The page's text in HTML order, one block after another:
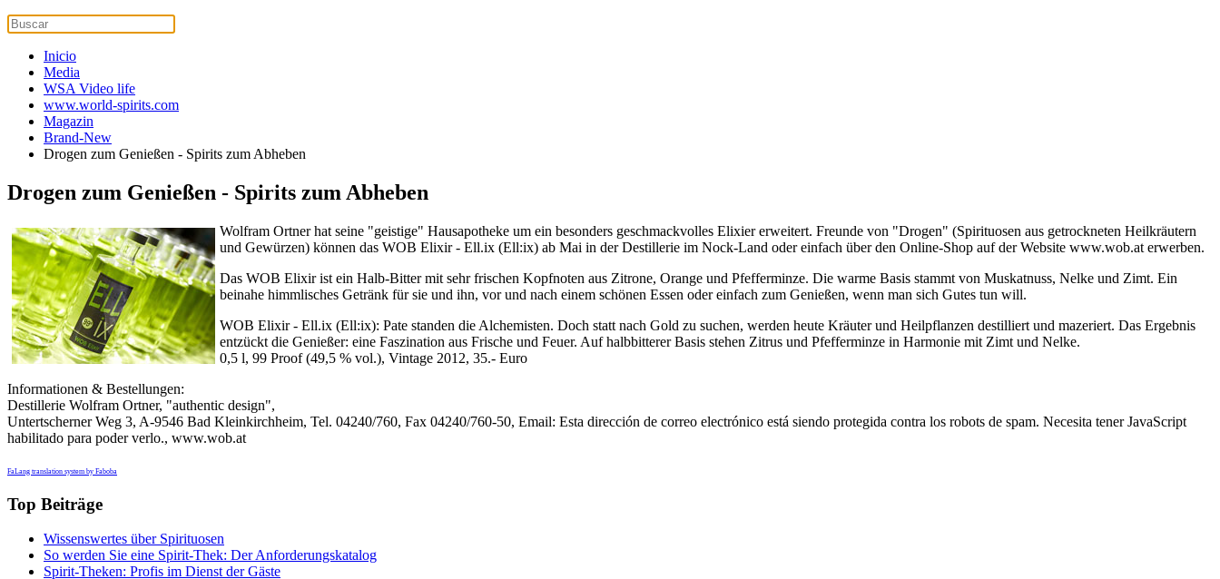
Inicio
Media
WSA Video life
www.world-spirits.com
Magazin
Brand-New
Drogen zum Genießen - Spirits zum Abheben
Drogen zum Genießen - Spirits zum Abheben
Wolfram Ortner hat seine "geistige" Hausapotheke um ein besonders geschmackvolles Elixier erweitert. Freunde von "Drogen" (Spirituosen aus getrockneten Heilkräutern
und Gewürzen) können das WOB Elixir - Ell.ix (Ell:ix) ab Mai in der Destillerie im Nock-Land oder einfach über den Online-Shop auf der Website www.wob.at erwerben.
Das WOB Elixir ist ein Halb-Bitter mit sehr frischen Kopfnoten aus Zitrone, Orange und Pfefferminze. Die warme Basis stammt von Muskatnuss, Nelke und Zimt. Ein
beinahe himmlisches Getränk für sie und ihn, vor und nach einem schönen Essen oder einfach zum Genießen, wenn man sich Gutes tun will.
WOB Elixir - Ell.ix (Ell:ix): Pate standen die Alchemisten. Doch statt nach Gold zu suchen, werden heute Kräuter und Heilpflanzen destilliert und mazeriert. Das Ergebnis
entzückt die Genießer: eine Faszination aus Frische und Feuer. Auf halbbitterer Basis stehen Zitrus und Pfefferminze in Harmonie mit Zimt und Nelke.
0,5 l, 99 Proof (49,5 % vol.), Vintage 2012, 35.- Euro
Informationen & Bestellungen:
Destillerie Wolfram Ortner, "authentic design",
Untertscherner Weg 3, A-9546 Bad Kleinkirchheim, Tel. 04240/760, Fax 04240/760-50, Email: Esta dirección de correo electrónico está siendo protegida contra los robots de spam. Necesita tener JavaScript
habilitado para poder verlo., www.wob.at
FaLang translation system by Faboba
Top Beiträge
Wissenswertes über Spirituosen
So werden Sie eine Spirit-Thek: Der Anforderungskatalog
Spirit-Theken: Profis im Dienst der Gäste